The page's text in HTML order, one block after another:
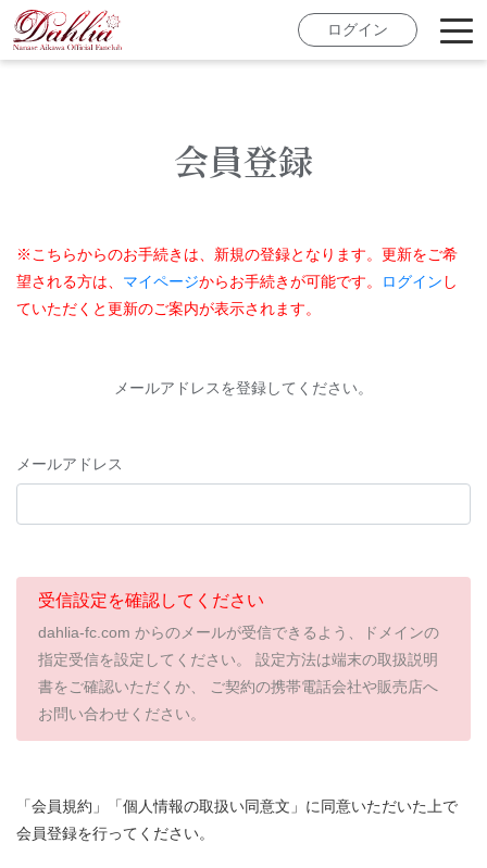
ログイン
会員登録
※こちらからのお手続きは、新規の登録となります。更新をご希
望される方は、 マイページからお手続きが可能です。 ログイン し
ていただくと更新のご案内が表示されます。
メールアドレスを登録してください。
メールアドレス
受信設定を確認してください
dahlia-fc.com からのメールが受信できるよう、ドメインの
指定受信を設定してください。 設定方法は端末の取扱説明
書をご確認いただくか、 ご契約の携帯電話会社や販売店へ
お問い合わせください。
「会員規約」「個人情報の取扱い同意文」に同意いただいた上で
会員登録を行ってください。